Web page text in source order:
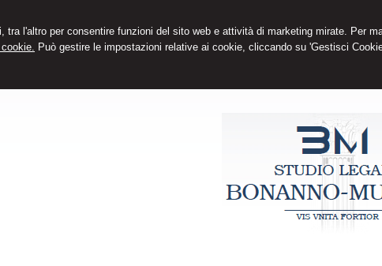
tra l'altro per consentire funzioni del sito web e attività di marketing mirate. Per
Può gestire le impostazioni relative ai cookie, cliccando su 'Gestisci